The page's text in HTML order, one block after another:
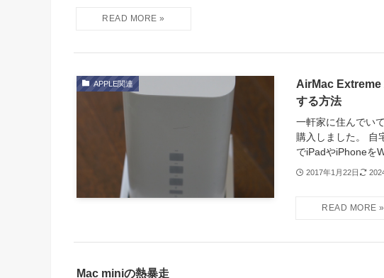
APPLE関連
AirMac Extreme
する方法
一軒家に住んでい
購入しました。 自
でiPadやiPhoneを
2017年1月22日
Mac miniの熱暴走